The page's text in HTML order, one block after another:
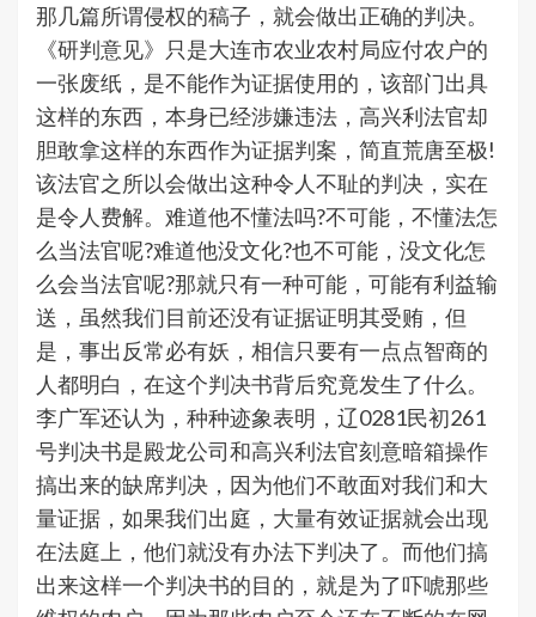
那几篇所谓侵权的稿子，就会做出正确的判决。
《研判意见》只是大连市农业农村局应付农户的
一张废纸，是不能作为证据使用的，该部门出具
这样的东西，本身已经涉嫌违法，高兴利法官却
胆敢拿这样的东西作为证据判案，简直荒唐至极!
该法官之所以会做出这种令人不耻的判决，实在
是令人费解。难道他不懂法吗?不可能，不懂法怎
么当法官呢?难道他没文化?也不可能，没文化怎
么会当法官呢?那就只有一种可能，可能有利益输
送，虽然我们目前还没有证据证明其受贿，但
是，事出反常必有妖，相信只要有一点点智商的
人都明白，在这个判决书背后究竟发生了什么。
李广军还认为，种种迹象表明，辽0281民初261
号判决书是殿龙公司和高兴利法官刻意暗箱操作
搞出来的缺席判决，因为他们不敢面对我们和大
量证据，如果我们出庭，大量有效证据就会出现
在法庭上，他们就没有办法下判决了。而他们搞
出来这样一个判决书的目的，就是为了吓唬那些